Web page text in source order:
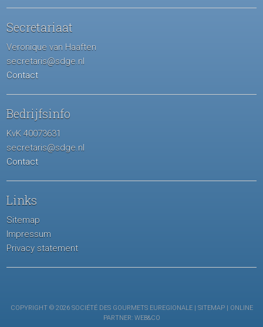
Secretariaat
Veronique van Haaften
secretaris@sdge.nl
Contact
Bedrijfsinfo
KvK 40073631
secretaris@sdge.nl
Contact
Links
Sitemap
Impressum
Privacy statement
COPYRIGHT © 2026 SOCIÉTÉ DES GOURMETS EUREGIONALE | SITEMAP| ONLINE
PARTNER: WEB&CO